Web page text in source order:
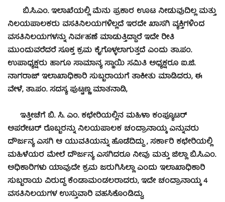
ಬಿ.ಸಿ.ಎಂ. ಇಲಾಖೆಯಲ್ಲಿ ಮೆನು ಪ್ರಕಾರ ಊಟ ನೀಡುವುದಿಲ್ಲ ಮತ್ತು
ನಿಲಯಪಾಲಕರು ವಸತಿನಿಲಯಗಳಿಲ್ಲದೆ ಇರದೇ ಖಾಸಗಿ ವ್ಯಕ್ತಿಗಳಿಂದ
ವಸತಿನಿಲಯಗಳನ್ನು ನಿರ್ವಹಣೆ ಮಾಡುತ್ತಿದ್ದಾರೆ ಇದೇ ರೀತಿ
ಮುಂದುವರೆದರೆ ಸೂಕ್ತ ಕ್ರಮ ಕೈಗೊಳ್ಳಲಾಗುತ್ತದೆ ಎಂದು ತಾ.ಪಂ.
ಉಪಾಧ್ಯಕ್ಷರು ಹಾಗೂ ಸಾಮಾನ್ಯ ಸ್ಥಾಯಿ ಸಮಿತಿ ಅಧ್ಯಕ್ಷರೂ ಐ.ಜಿ.
ನಾಗರಾಜ್ ಇಲಾಖಾಧಿಕಾರಿ ಸುಬ್ಬರಾಯಗೆ ತಾಕೀತು ಮಾಡಿದರು, ಈ
ವೇಳೆ, ತಾ.ಪಂ. ಸದಸ್ಯ ಪುಟ್ಟಣ್ಣ ಮಾತನಾಡಿ,
ಇತ್ತೀಚೆಗೆ ಬಿ. ಸಿ. ಎಂ. ಕಛೇರಿಯಲ್ಲಿನ ಮಹಿಳಾ ಕಂಪ್ಯೂಟರ್
ಅಪರೇಟರ್ ರೊಬ್ಬರನ್ನು ನಿಲಯಪಾಲಕ ಚಂದ್ರಾನಾಯ್ಕ ಎನ್ನುವರು
ದೌರ್ಜನ್ಯ ಎಸಗಿ ಆ ಯುವತಿಯನ್ನು ಹೊಡೆದಿದ್ದು , ಸರ್ಕಾರಿ ಕಛೇರಿಯಲ್ಲಿ
ಮಹಿಳೆಯರ ಮೇಲೆ ದೌರ್ಜನ್ಯ ಎಸಗಿದರೂ ನೀವು ಮತ್ತು ಜಿಲ್ಲಾ ಬಿ.ಸಿ.ಎಂ.
ಅಧಿಕಾರಿಗಳು ಯಾವುದೇ ಕ್ರಮ ಜರುಗಿಸಿಲ್ಲಾ ಎಂದು ಇಲಾಖಾಧಿಕಾರಿ
ಸುಬ್ಬರಾಯ ವಿರುದ್ದ ಕೆಂಡಾಮಂಡಲರಾದರು, ಇದೇ ಚಂದ್ರಾನಾಯ್ಕ 4
ವಸತಿನಿಲಯಗಳ ಉಸ್ತುವಾರಿ ವಹಸಿಕೊಂಡಿದ್ದು,